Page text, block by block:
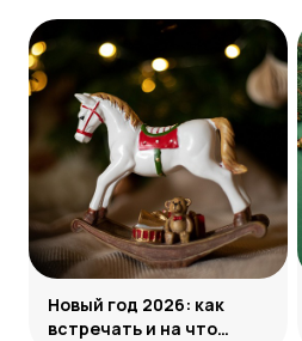
Новый год 2026: как
встречать и на что